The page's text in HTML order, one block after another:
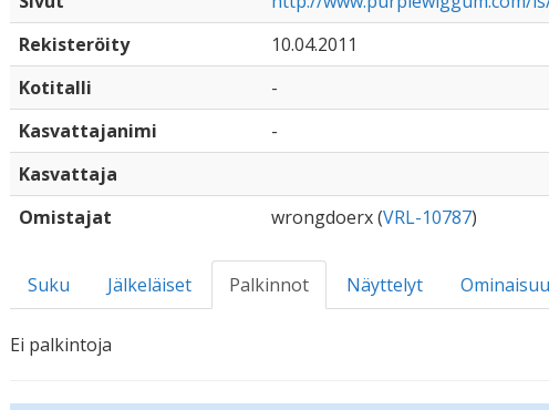
Rekisteröity
10.04.2011
Kotitalli
-
Kasvattajanimi
-
Kasvattaja
Omistajat
wrongdoerx (VRL-10787)
Suku Jälkeläiset Palkinnot Näyttelyt
Ei palkintoja